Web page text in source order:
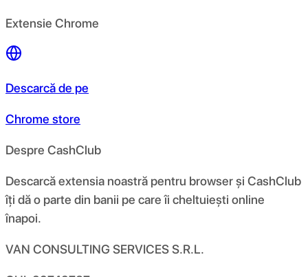
Extensie Chrome
Descarcă de pe
Chrome store
Despre CashClub
Descarcă extensia noastră pentru browser și CashClub
îți dă o parte din banii pe care îi cheltuiești online
înapoi.
VAN CONSULTING SERVICES S.R.L.